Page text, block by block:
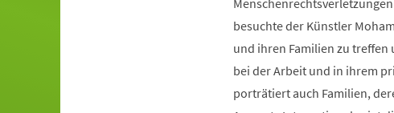
besuchte der Künstler
und ihren Familien zu treffen
bei der Arbeit und in ihrem
porträtiert auch Familien,